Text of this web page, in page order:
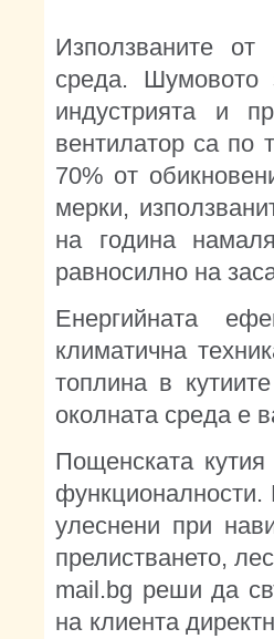
Използваните
среда. Шумовото
индустрията и
вентилатор са по
70% от
мерки,
на година
равносилно на
Енергийната
климатична
топлина в
околната среда е
Пощенската
улеснени при
прелистването,
mail.bg реши да
на клиента